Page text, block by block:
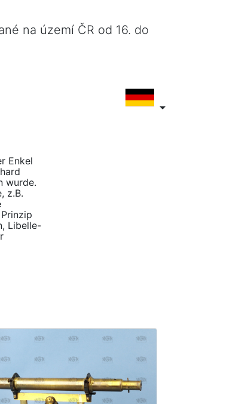
na území ČR od 16. do
Enkel
wurde.
z.B.
Libelle-